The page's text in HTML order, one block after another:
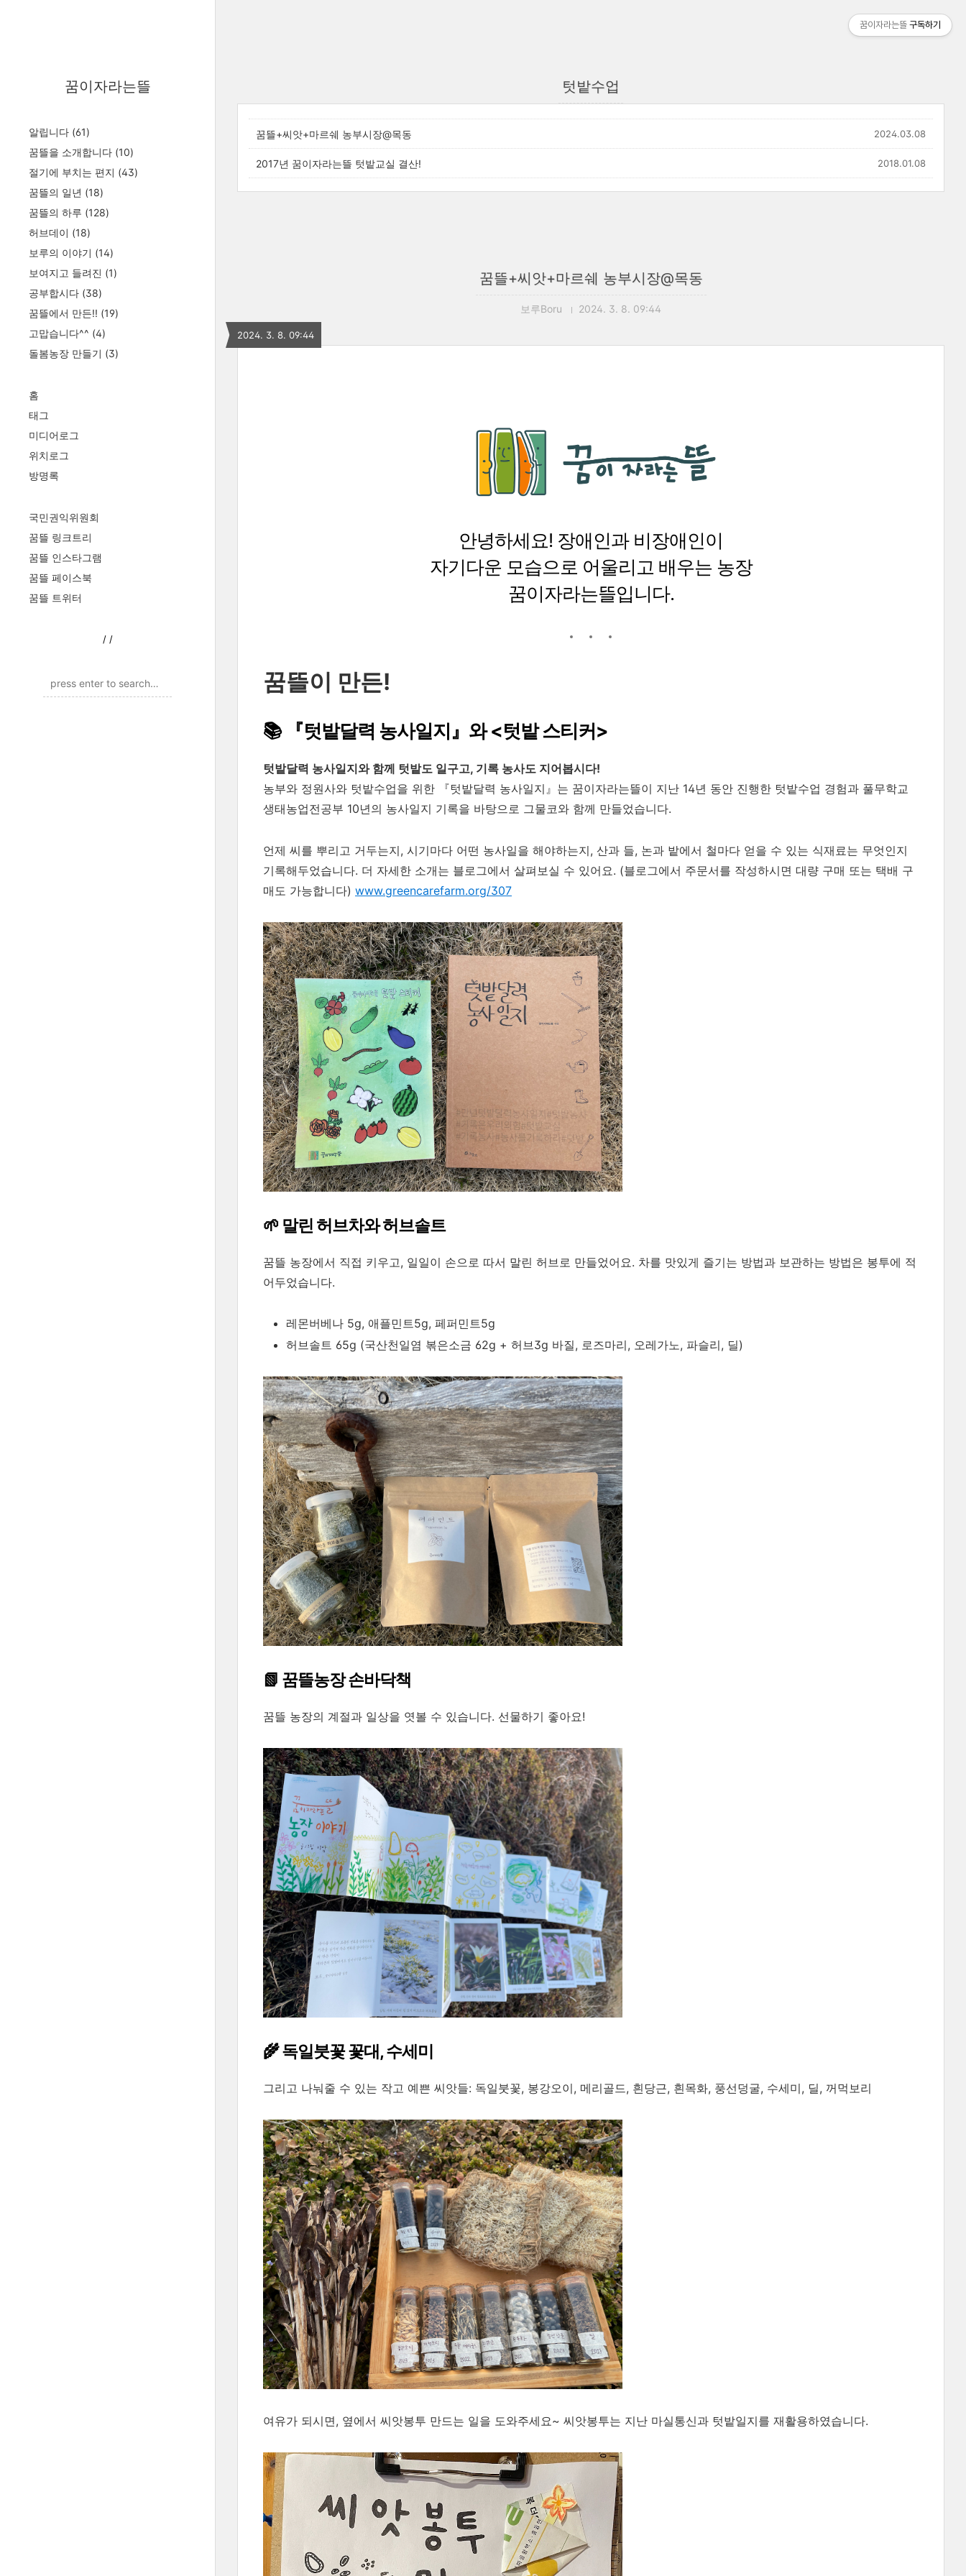
꿈이자라는뜰
알립니다 (61)
꿈뜰을 소개합니다 (10)
절기에 부치는 편지 (43)
꿈뜰의 일년 (18)
꿈뜰의 하루 (128)
허브데이 (18)
보루의 이야기 (14)
보여지고 들려진 (1)
공부합시다 (38)
꿈뜰에서 만든!! (19)
고맙습니다^^ (4)
돌봄농장 만들기 (3)
홈
태그
미디어로그
위치로그
방명록
국민권익위원회
꿈뜰 링크트리
꿈뜰 인스타그램
꿈뜰 페이스북
꿈뜰 트위터
/ /
텃밭수업
꿈뜰+씨앗+마르쉐 농부시장@목동 2024.03.08
2017년 꿈이자라는뜰 텃밭교실 결산! 2018.01.08
꿈뜰+씨앗+마르쉐 농부시장@목동
보루Boru 2024. 3. 8. 09:44
2024. 3. 8. 09:44
안녕하세요! 장애인과 비장애인이
자기다운 모습으로 어울리고 배우는 농장
꿈이자라는뜰입니다.
꿈뜰이 만든!
📚 『텃밭달력 농사일지』와 <텃밭 스티커>
텃밭달력 농사일지와 함께 텃밭도 일구고, 기록 농사도 지어봅시다!
농부와 정원사와 텃밭수업을 위한 『텃밭달력 농사일지』는 꿈이자라는뜰이 지난 14년 동안 진행한 텃밭수업 경험과 풀무학교
생태농업전공부 10년의 농사일지 기록을 바탕으로 그물코와 함께 만들었습니다.
언제 씨를 뿌리고 거두는지, 시기마다 어떤 농사일을 해야하는지, 산과 들, 논과 밭에서 철마다 얻을 수 있는 식재료는 무엇인지
기록해두었습니다. 더 자세한 소개는 블로그에서 살펴보실 수 있어요. (블로그에서 주문서를 작성하시면 대량 구매 또는 택배 구
매도 가능합니다) www.greencarefarm.org/307
🌱 말린 허브차와 허브솔트
꿈뜰 농장에서 직접 키우고, 일일이 손으로 따서 말린 허브로 만들었어요. 차를 맛있게 즐기는 방법과 보관하는 방법은 봉투에 적
어두었습니다.
레몬버베나 5g, 애플민트5g, 페퍼민트5g
허브솔트 65g (국산천일염 볶은소금 62g + 허브3g 바질, 로즈마리, 오레가노, 파슬리, 딜)
📗 꿈뜰농장 손바닥책
꿈뜰 농장의 계절과 일상을 엿볼 수 있습니다. 선물하기 좋아요!
🌾 독일붓꽃 꽃대, 수세미
그리고 나눠줄 수 있는 작고 예쁜 씨앗들: 독일붓꽃, 봉강오이, 메리골드, 흰당근, 흰목화, 풍선덩굴, 수세미, 딜, 꺼먹보리
여유가 되시면, 옆에서 씨앗봉투 만드는 일을 도와주세요~ 씨앗봉투는 지난 마실통신과 텃밭일지를 재활용하였습니다.
꿈이자라는뜰 구독하기